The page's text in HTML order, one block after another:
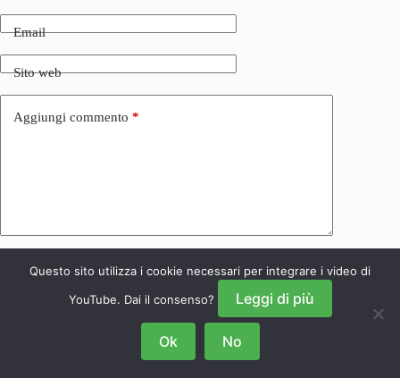
Email
Sito web
Aggiungi commento *
Invia commento
Questo sito utilizza i cookie necessari per integrare i video di
YouTube. Dai il consenso?
Leggi di più
Ok No